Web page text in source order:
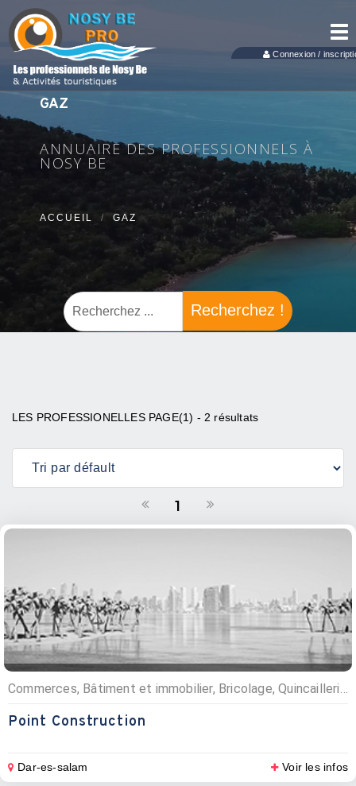
Connexion /
GAZ
ANNUAIRE DES PROFESSIONNELS À
NOSY BE
ACCUEIL GAZ
Recherchez !
LES PROFESSIONELLES PAGE(1) - 2 résultats
1
Commerces, Bâtiment et immobilier, Bricolage, Quincailleries, Gaz, Matériaux de construction
Point Construction
Dar-es-salam Voir les infos